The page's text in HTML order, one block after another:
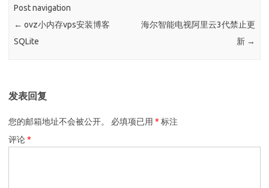
Post navigation
← ovz小内存vps安装博客
SQLite
海尔智能电视阿里云3代禁止更
新 →
发表回复
您的邮箱地址不会被公开。 必填项已用 * 标注
评论*